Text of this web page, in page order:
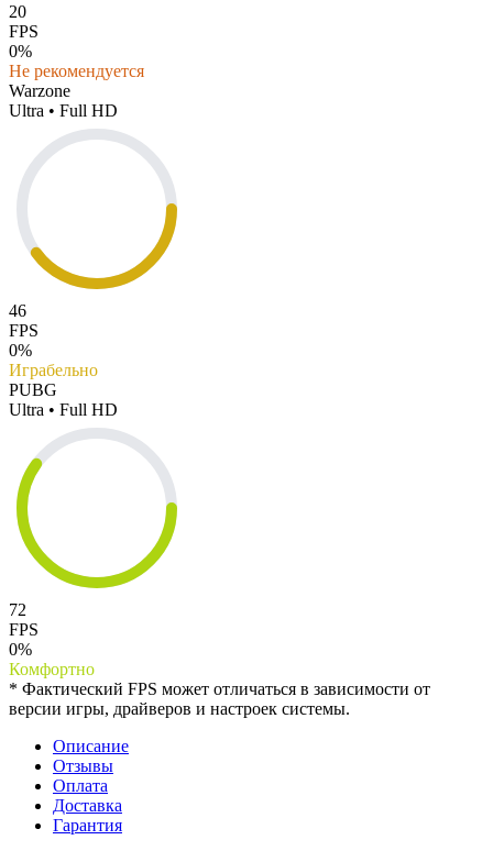
20
FPS
0%
Не рекомендуется
Warzone
Ultra • Full HD
46
FPS
0%
Играбельно
PUBG
Ultra • Full HD
72
FPS
0%
Комфортно
* Фактический FPS может отличаться в зависимости от
версии игры, драйверов и настроек системы.
Описание
Отзывы
Оплата
Доставка
Гарантия